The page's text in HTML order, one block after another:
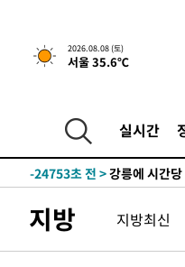
2026.08.08 (토)
서울 35.6℃
실시간
3시간 전 >[속보]뉴욕증시
틀레티코 이적"
-31839초 전 >
수도권 40도
-30808초 전 >
-24753초 전 >강릉에 시간
-18570초 전 >
선재도서 해
-16104초 전 >남자 농구, 나
지방 지방최신